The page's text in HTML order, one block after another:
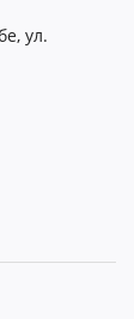
ул.